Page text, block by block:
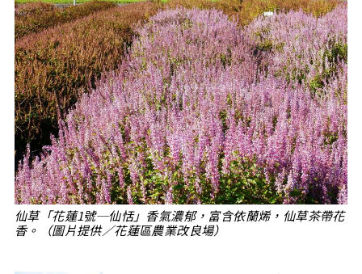
仙草「花蓮1號─仙恬」香氣濃郁，富含依蘭烯，仙草茶帶花
香。（圖片提供／花蓮區農業改良場）